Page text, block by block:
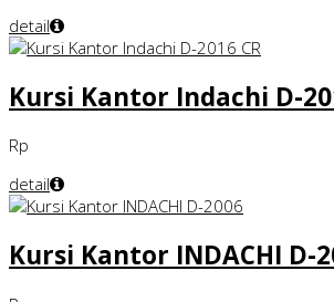
detail
Kursi Kantor Indachi D-
Rp
detail
Kursi Kantor INDACHI D-